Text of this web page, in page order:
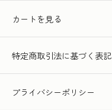
カートを見る
特定商取引法に基づく表記
プライバシーポリシー